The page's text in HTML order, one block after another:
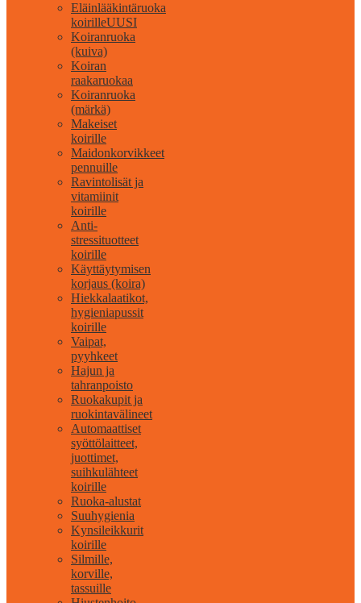
Eläinlääkintäruoka
koirilleUUSI
Koiranruoka
(kuiva)
Koiran
raakaruokaa
Koiranruoka
(märkä)
Makeiset
koirille
Maidonkorvikkeet
pennuille
Ravintolisät ja
vitamiinit
koirille
Anti-
stressituotteet
koirille
Käyttäytymisen
korjaus (koira)
Hiekkalaatikot,
hygieniapussit
koirille
Vaipat,
pyyhkeet
Hajun ja
tahranpoisto
Ruokakupit ja
ruokintavälineet
Automaattiset
syöttölaitteet,
juottimet,
suihkulähteet
koirille
Ruoka-alustat
Suuhygienia
Kynsileikkurit
koirille
Silmille,
korville,
tassuille